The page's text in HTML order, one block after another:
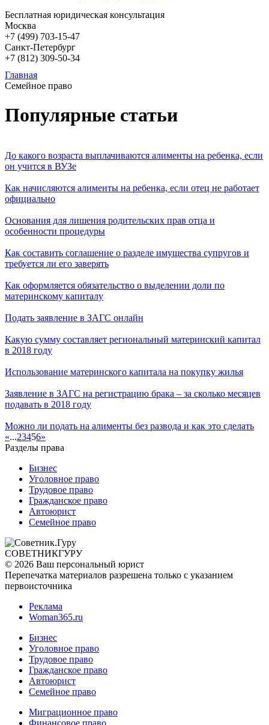
Бесплатная юридическая консультация
Москва
+7 (499) 703-15-47
Санкт-Петербург
+7 (812) 309-50-34
Главная
Семейное право
Популярные статьи
До какого возраста выплачиваются алименты на ребенка, если
он учится в ВУЗе
Как начисляются алименты на ребенка, если отец не работает
официально
Основания для лишения родительских прав отца и
особенности процедуры
Как составить соглашение о разделе имущества супругов и
требуется ли его заверять
Как оформляется обязательство о выделении доли по
материнскому капиталу
Подать заявление в ЗАГС онлайн
Какую сумму составляет региональный материнский капитал
в 2018 году
Использование материнского капитала на покупку жилья
Заявление в ЗАГС на регистрацию брака – за сколько месяцев
подавать в 2018 году
Можно ли подать на алименты без развода и как это сделать
«...23456»
Разделы права
Бизнес
Уголовное право
Трудовое право
Гражданское право
Автоюрист
Семейное право
СОВЕТНИКГУРУ
© 2026 Ваш персональный юрист
Перепечатка материалов разрешена только с указанием
первоисточника
Реклама
Woman365.ru
Бизнес
Уголовное право
Трудовое право
Гражданское право
Автоюрист
Семейное право
Миграционное право
Финансовое право